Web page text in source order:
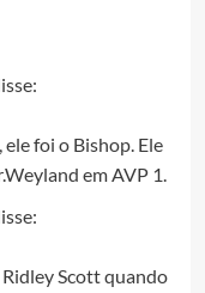
ele foi o Bishop. Ele
em AVP 1.
Scott quando